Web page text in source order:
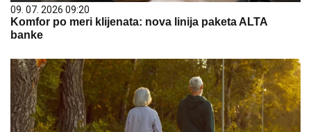
06. 08. 2026 07:08
Evo u kojim banjama važi vaučer od 10.000 dinara -
kompletan spisak destinacija u Srbiji